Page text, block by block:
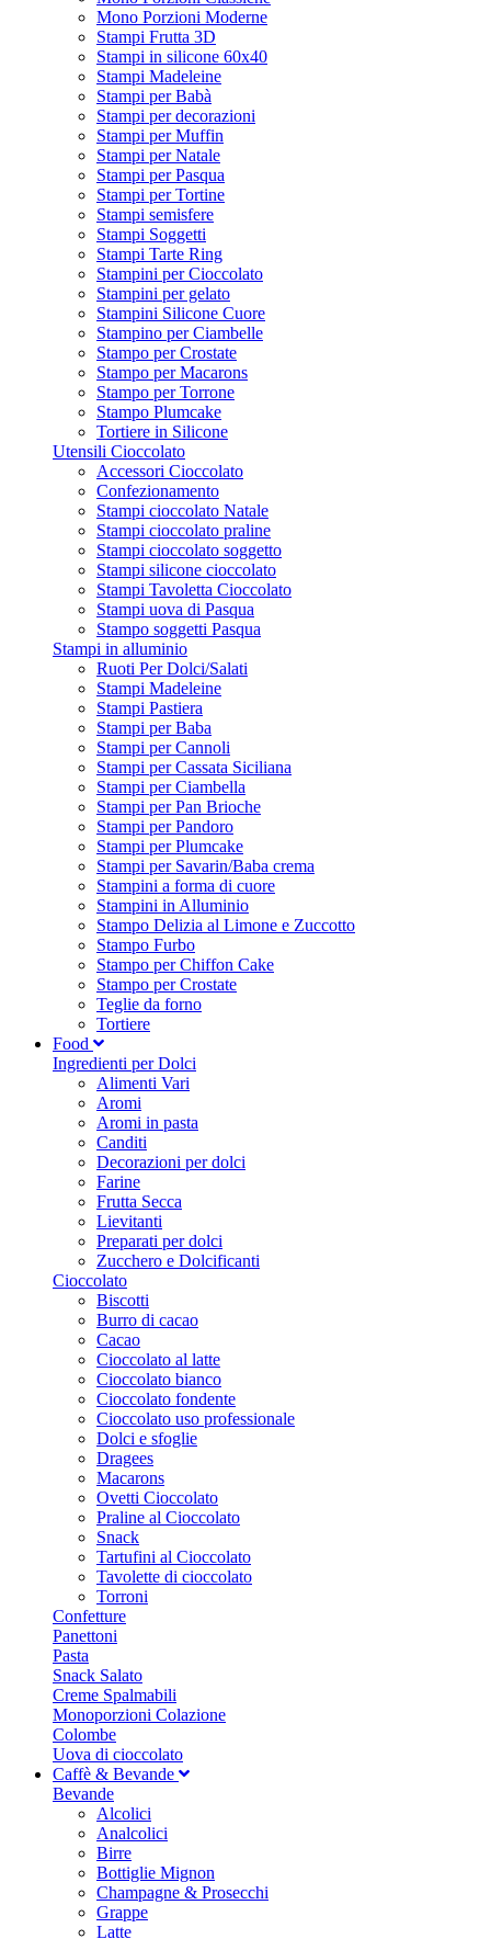
Mono Porzioni Moderne
Stampi Frutta 3D
Stampi in silicone 60x40
Stampi Madeleine
Stampi per Babà
Stampi per decorazioni
Stampi per Muffin
Stampi per Natale
Stampi per Pasqua
Stampi per Tortine
Stampi semisfere
Stampi Soggetti
Stampi Tarte Ring
Stampini per Cioccolato
Stampini per gelato
Stampini Silicone Cuore
Stampino per Ciambelle
Stampo per Crostate
Stampo per Macarons
Stampo per Torrone
Stampo Plumcake
Tortiere in Silicone
Utensili Cioccolato
Accessori Cioccolato
Confezionamento
Stampi cioccolato Natale
Stampi cioccolato praline
Stampi cioccolato soggetto
Stampi silicone cioccolato
Stampi Tavoletta Cioccolato
Stampi uova di Pasqua
Stampo soggetti Pasqua
Stampi in alluminio
Ruoti Per Dolci/Salati
Stampi Madeleine
Stampi Pastiera
Stampi per Baba
Stampi per Cannoli
Stampi per Cassata Siciliana
Stampi per Ciambella
Stampi per Pan Brioche
Stampi per Pandoro
Stampi per Plumcake
Stampi per Savarin/Baba crema
Stampini a forma di cuore
Stampini in Alluminio
Stampo Delizia al Limone e Zuccotto
Stampo Furbo
Stampo per Chiffon Cake
Stampo per Crostate
Teglie da forno
Tortiere
Food
Ingredienti per Dolci
Alimenti Vari
Aromi
Aromi in pasta
Canditi
Decorazioni per dolci
Farine
Frutta Secca
Lievitanti
Preparati per dolci
Zucchero e Dolcificanti
Cioccolato
Biscotti
Burro di cacao
Cacao
Cioccolato al latte
Cioccolato bianco
Cioccolato fondente
Cioccolato uso professionale
Dolci e sfoglie
Dragees
Macarons
Ovetti Cioccolato
Praline al Cioccolato
Snack
Tartufini al Cioccolato
Tavolette di cioccolato
Torroni
Confetture
Panettoni
Pasta
Snack Salato
Creme Spalmabili
Monoporzioni Colazione
Colombe
Uova di cioccolato
Caffè & Bevande
Bevande
Alcolici
Analcolici
Birre
Bottiglie Mignon
Champagne & Prosecchi
Grappe
Latte